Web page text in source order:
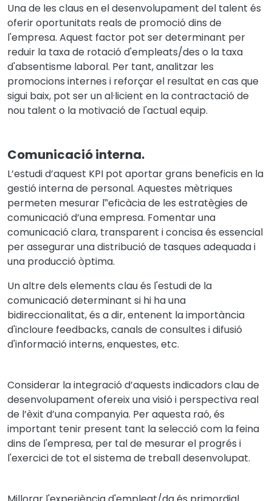
Una de les claus en el desenvolupament del talent és
oferir oportunitats reals de promoció dins de
l'empresa. Aquest factor pot ser determinant per
reduir la taxa de rotació d'empleats/des o la taxa
d'absentisme laboral. Per tant, analitzar les
promocions internes i reforçar el resultat en cas que
sigui baix, pot ser un al·licient en la contractació de
nou talent o la motivació de l'actual equip.
Comunicació interna.
L’estudi d’aquest KPI pot aportar grans beneficis en la
gestió interna de personal. Aquestes mètriques
permeten mesurar l‟eficàcia de les estratègies de
comunicació d’una empresa. Fomentar una
comunicació clara, transparent i concisaés essencial
per assegurar una distribució de tasques adequada i
una producció òptima.
Un altre dels elements clau és l'estudi de la
comunicació determinant si hi ha una
bidireccionalitat, és a dir, entenent la importància
d'incloure feedbacks, canals de consultes i difusió
d'informació interns, enquestes, etc.
Considerar la integració d’aquests indicadors clau de
desenvolupament ofereix una visió i perspectiva real
de l’èxit d’una companyia. Per aquesta raó, és
important tenir present tant la selecció com la feina
dins de l'empresa, per tal de mesurar el progrés i
l'exercici de tot el sistema de treball desenvolupat.